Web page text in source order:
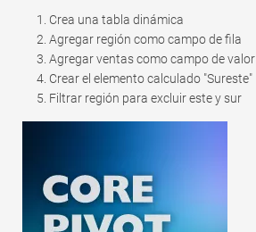
Crea una tabla dinámica
Agregar región como campo de fila
Agregar ventas como campo de valor
Crear el elemento calculado "Sureste"
Filtrar región para excluir este y sur